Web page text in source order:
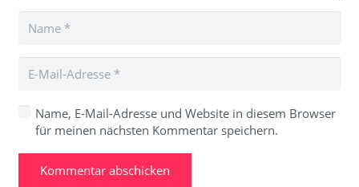
Name, E-Mail-Adresse und Website in diesem Browser
für meinen nächsten Kommentar speichern.
Kommentar abschicken